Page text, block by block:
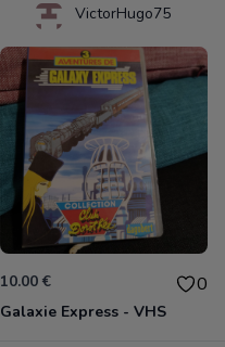
VictorHugo75
10.00 € 0
Galaxie Express - VHS